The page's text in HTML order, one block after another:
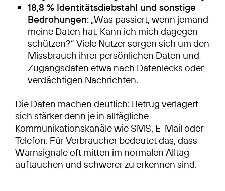
18,8 % Identitätsdiebstahl und sonstige
Bedrohungen: „Was passiert, wenn jemand
meine Daten hat. Kann ich mich dagegen
schützen?“ Viele Nutzer sorgen sich um den
Missbrauch ihrer persönlichen Daten und
Zugangsdaten etwa nach Datenlecks oder
verdächtigen Nachrichten.
Die Daten machen deutlich: Betrug verlagert
sich stärker denn je in alltägliche
Kommunikationskanäle wie SMS, E-Mail oder
Telefon. Für Verbraucher bedeutet das, dass
Warnsignale oft mitten im normalen Alltag
auftauchen und schwerer zu erkennen sind.